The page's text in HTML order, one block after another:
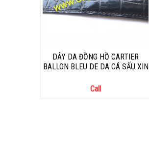
DÂY DA ĐỒNG HỒ CARTIER
BALLON BLEU DE DA CÁ SẤU XIN
Call